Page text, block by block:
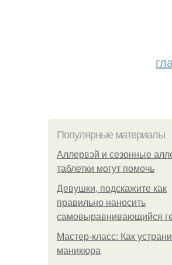
Популярные материалы
Аллервэй и сезонные
таблетки могут помочь
Девушки, подскажите как
правильно наносить
самовыравнивающийся
Мастер-класс: Как
маникюра